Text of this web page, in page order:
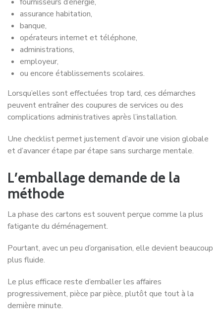
assurance habitation,
banque,
opérateurs internet et téléphone,
administrations,
employeur,
ou encore établissements scolaires.
Lorsqu’elles sont effectuées trop tard, ces démarches
peuvent entraîner des coupures de services ou des
complications administratives après l’installation.
Une checklist permet justement d’avoir une vision globale
et d’avancer étape par étape sans surcharge mentale.
L’emballage demande de la
méthode
La phase des cartons est souvent perçue comme la plus
fatigante du déménagement.
Pourtant, avec un peu d’organisation, elle devient beaucoup
plus fluide.
Le plus efficace reste d’emballer les affaires
progressivement, pièce par pièce, plutôt que tout à la
dernière minute.